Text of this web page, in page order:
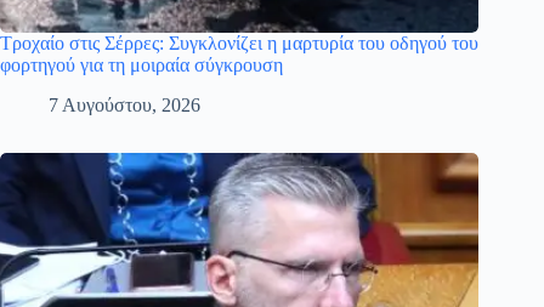
Τροχαίο στις Σέρρες: Συγκλονίζει η μαρτυρία του οδηγού του
φορτηγού για τη μοιραία σύγκρουση
7 Αυγούστου, 2026